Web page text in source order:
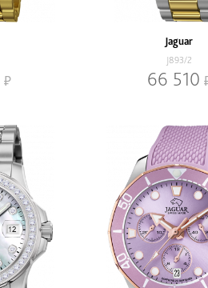
Jaguar
J893/2
66 510